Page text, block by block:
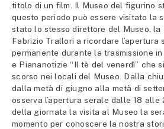
titolo di un film. Il Museo del figurino
questo periodo può essere visitato la
stato lo stesso direttore del Museo, la
Fabrizio Trallori a ricordare l’apertura
permanente durante la trasmissione
e Piananotizie “Il tè del venerdì” che
scorso nei locali del Museo. Dalla
dalla metà di giugno alla metà di
osserva l’apertura serale dalle 18 alle
della giornata la visita al Museo la
momento per conoscere la nostra